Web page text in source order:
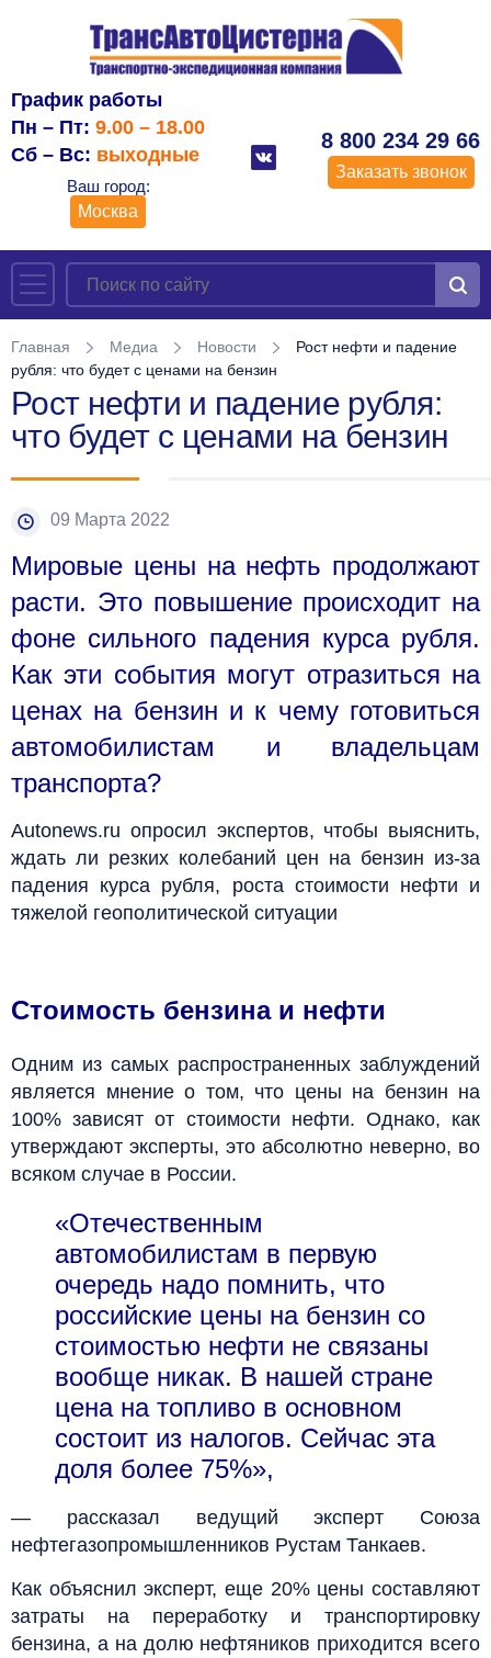
График работы
Пн – Пт: 9.00 – 18.00
Сб – Вс: выходные
Ваш город:
Москва
8 800 234 29 66
Заказать звонок
Главная Медиа Новости
Рост нефти и падение
рубля: что будет с ценами на бензин
Рост нефти и падение рубля:
что будет с ценами на бензин
09 Марта 2022
Мировые цены на нефть продолжают
расти. Это повышение происходит на
фоне сильного падения курса рубля.
Как эти события могут отразиться на
ценах на бензин и к чему готовиться
автомобилистам и владельцам
транспорта?
Autonews.ru опросил экспертов, чтобы выяснить,
ждать ли резких колебаний цен на бензин из-за
падения курса рубля, роста стоимости нефти и
тяжелой геополитической ситуации
Стоимость бензина и нефти
Одним из самых распространенных заблуждений
является мнение о том, что цены на бензин на
100% зависят от стоимости нефти. Однако, как
утверждают эксперты, это абсолютно неверно, во
всяком случае в России.
«Отечественным
автомобилистам в первую
очередь надо помнить, что
российские цены на бензин со
стоимостью нефти не связаны
вообще никак. В нашей стране
цена на топливо в основном
состоит из налогов. Сейчас эта
доля более 75%»,
— рассказал ведущий эксперт Союза
нефтегазопромышленников Рустам Танкаев.
Как объяснил эксперт, еще 20% цены составляют
затраты на переработку и транспортировку
бензина, а на долю нефтяников приходится всего